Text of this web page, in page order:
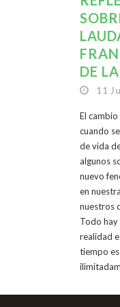
DE
11
El
cuando
de vida
algunos
nuevo
en
nuestros
Todo hay
realidad
tiempo